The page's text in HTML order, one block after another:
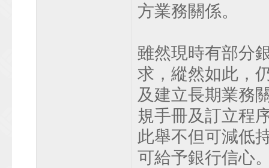
方業務關係。
雖然現時有部分
求，縱然如此，
及建立長期業務
規手冊及訂立程
此舉不但可減低
可給予銀行信心